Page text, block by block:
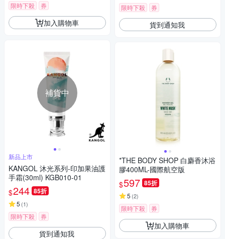
限時下殺 券
加入購物車
補貨中
新品上市
KANGOL 沐光系列-印加果油護
手霜(30ml) KGB010-01
$244 85折
5 (1)
限時下殺 券
貨到通知我
限時下殺 券
貨到通知我
*THE BODY SHOP 白麝香沐浴
膠400ML-國際航空版
$597 85折
5 (2)
限時下殺 券
加入購物車